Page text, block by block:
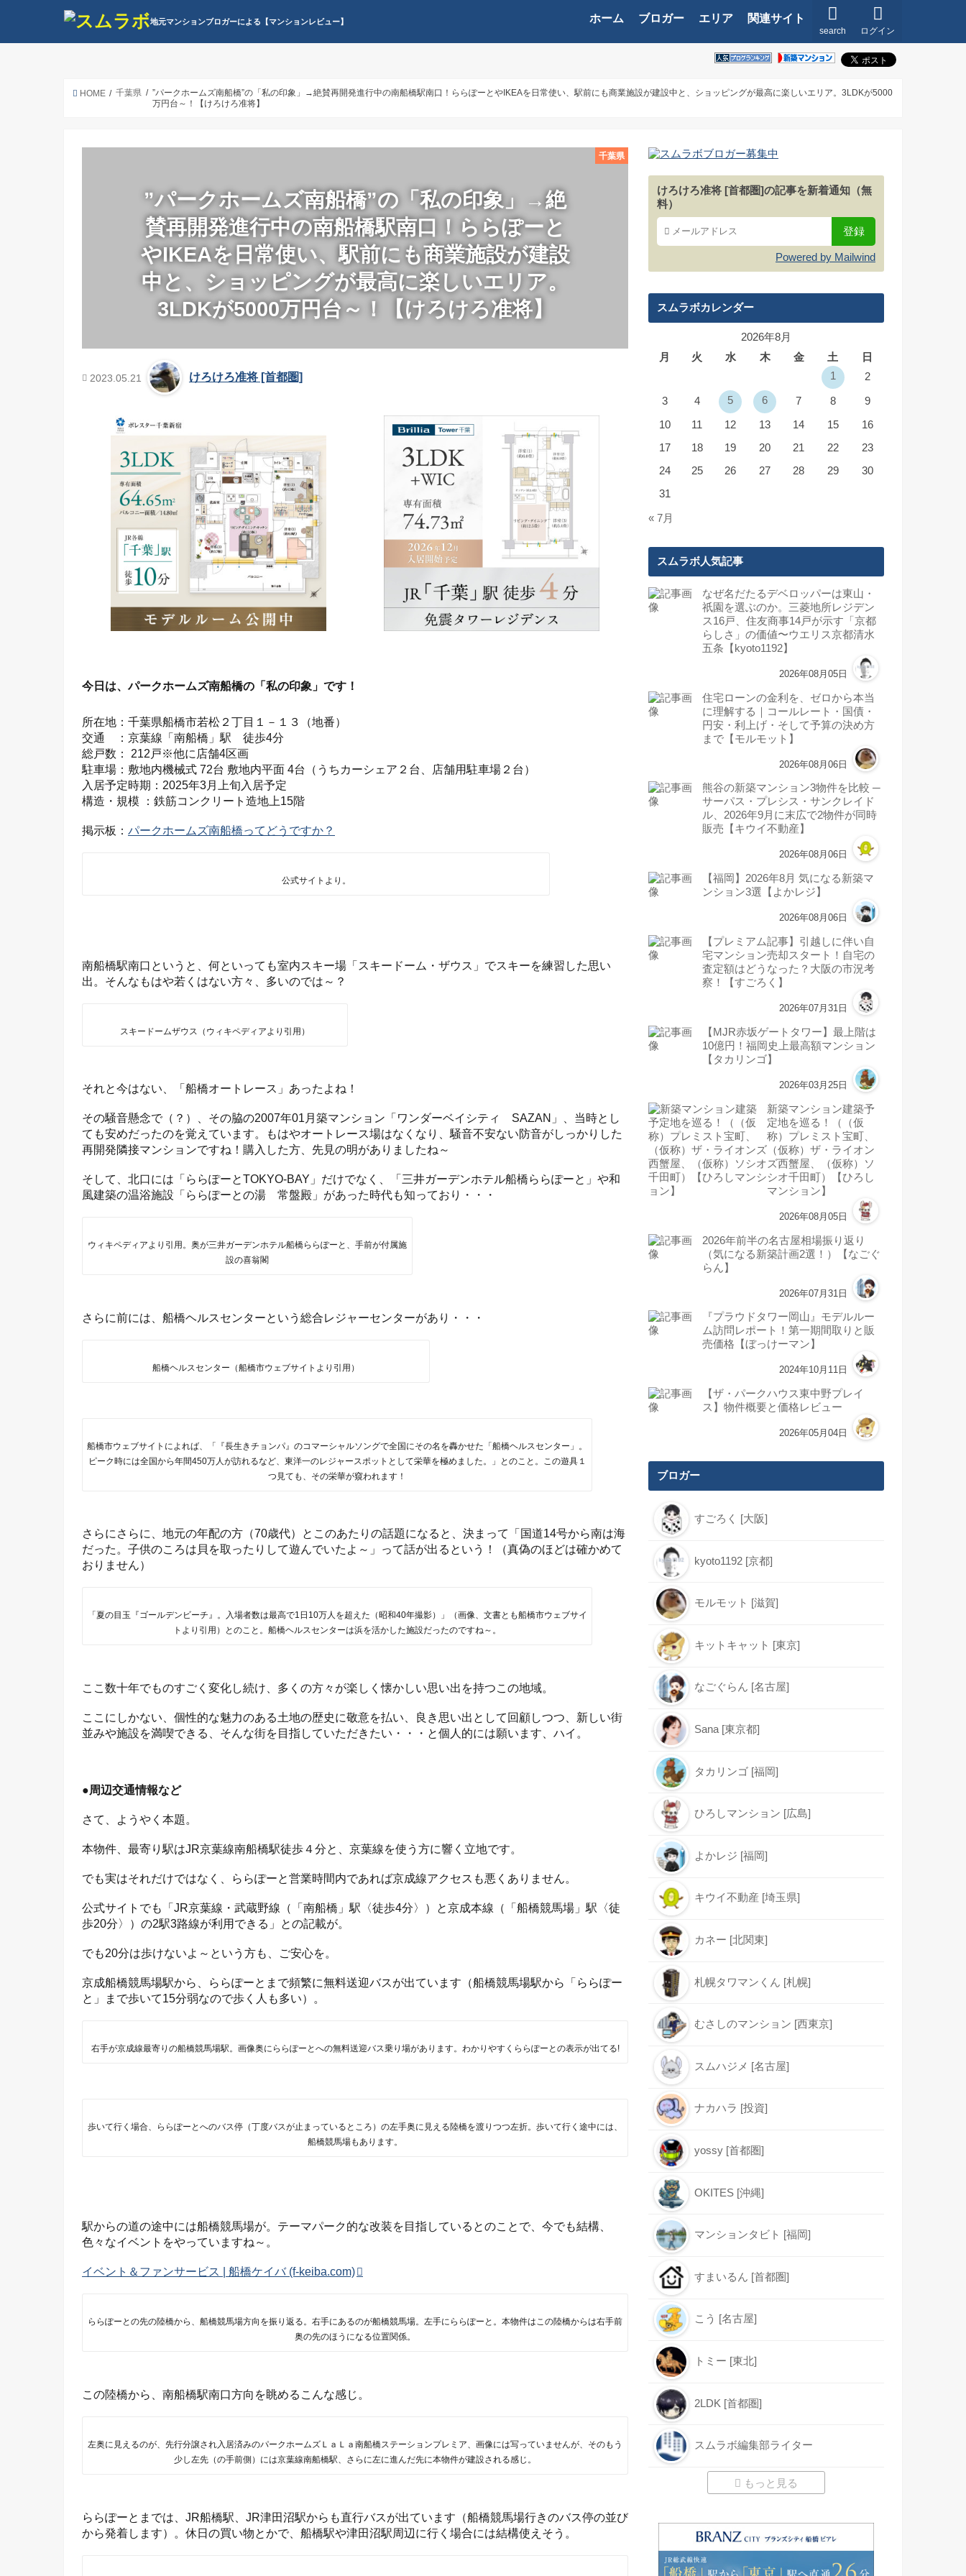
地元マンションブロガーによる【マンションレビュー】
ログイン
search
ホーム ブロガー エリア 関連サイト
HOME 千葉県
”パークホームズ南船橋”の「私の印象」→絶賛再開発進行中の南船橋駅南口！ららぽーとやIKEAを日常使い、駅前にも商業施設が建設中と、ショッピングが最高に楽しいエリア。3LDKが5000
万円台～！【けろけろ准将】
”パークホームズ南船橋”の「私の印象」→絶
賛再開発進行中の南船橋駅南口！ららぽーと
やIKEAを日常使い、駅前にも商業施設が建設
中と、ショッピングが最高に楽しいエリア。
3LDKが5000万円台～！【けろけろ准将】
千葉県
2023.05.21 けろけろ准将 [首都圏]
今日は、パークホームズ南船橋の「私の印象」です！
所在地：千葉県船橋市若松２丁目１－１３（地番）
交通 ：京葉線「南船橋」駅 徒歩4分
総戸数： 212戸※他に店舗4区画
駐車場：敷地内機械式 72台 敷地内平面 4台（うちカーシェア２台、店舗用駐車場２台）
入居予定時期：2025年3月上旬入居予定
構造・規模 ：鉄筋コンクリート造地上15階
掲示板： パークホームズ南船橋ってどうですか？
公式サイトより。
南船橋駅南口というと、何といっても室内スキー場「スキードーム・ザウス」でスキーを練習した思い
出。そんなもはや若くはない方々、多いのでは～？
スキードームザウス（ウィキペディアより引用）
それと今はない、「船橋オートレース」あったよね！
その騒音懸念で（？）、その脇の2007年01月築マンション「ワンダーベイシティ SAZAN」、当時とし
ても安めだったのを覚えています。もはやオートレース場はなくなり、騒音不安ない防音がしっかりした
再開発隣接マンションですね！購入した方、先見の明がありましたね～
そして、北口には「ららぽーとTOKYO-BAY」だけでなく、「三井ガーデンホテル船橋ららぽーと」や和
風建築の温浴施設「ららぽーとの湯 常盤殿」があった時代も知っており・・・
ウィキペディアより引用。奥が三井ガーデンホテル船橋ららぽーと、手前が付属施
設の喜翁閣
さらに前には、船橋ヘルスセンターという総合レジャーセンターがあり・・・
船橋ヘルスセンター（船橋市ウェブサイトより引用）
船橋市ウェブサイトによれば、「『長生きチョンパ』のコマーシャルソングで全国にその名を轟かせた「船橋ヘルスセンター」。
ピーク時には全国から年間450万人が訪れるなど、東洋一のレジャースポットとして栄華を極めました。」とのこと。この遊具１
つ見ても、その栄華が窺われます！
さらにさらに、地元の年配の方（70歳代）とこのあたりの話題になると、決まって「国道14号から南は海
だった。子供のころは貝を取ったりして遊んでいたよ～」って話が出るという！（真偽のほどは確かめて
おりません）
「夏の目玉『ゴールデンビーチ』。入場者数は最高で1日10万人を超えた（昭和40年撮影）」（画像、文書とも船橋市ウェブサイ
トより引用）とのこと。船橋ヘルスセンターは浜を活かした施設だったのですね～。
ここ数十年でものすごく変化し続け、多くの方々が楽しく懐かしい思い出を持つこの地域。
ここにしかない、個性的な魅力のある土地の歴史に敬意を払い、良き思い出として回顧しつつ、新しい街
並みや施設を満喫できる、そんな街を目指していただきたい・・・と個人的には願います、ハイ。
●周辺交通情報など
さて、ようやく本題。
本物件、最寄り駅はJR京葉線南船橋駅徒歩４分と、京葉線を使う方に響く立地です。
でも実はそれだけではなく、ららぽーと営業時間内であれば京成線アクセスも悪くありません。
公式サイトでも「JR京葉線・武蔵野線（「南船橋」駅〈徒歩4分〉）と京成本線（「船橋競馬場」駅〈徒
歩20分〉）の2駅3路線が利用できる」との記載が。
でも20分は歩けないよ～という方も、ご安心を。
京成船橋競馬場駅から、ららぽーとまで頻繁に無料送迎バスが出ています（船橋競馬場駅から「ららぽー
と」まで歩いて15分弱なので歩く人も多い）。
右手が京成線最寄りの船橋競馬場駅。画像奥にららぽーとへの無料送迎バス乗り場があります。わかりやすくららぽーとの表示が出てる!
歩いて行く場合、ららぽーとへのバス停（丁度バスが止まっているところ）の左手奥に見える陸橋を渡りつつ左折。歩いて行く途中には、
船橋競馬場もあります。
駅からの道の途中には船橋競馬場が。テーマパーク的な改装を目指しているとのことで、今でも結構、
色々なイベントをやっていますね～。
イベント＆ファンサービス | 船橋ケイバ (f-keiba.com)
ららぽーとの先の陸橋から、船橋競馬場方向を振り返る。右手にあるのが船橋競馬場。左手にららぽーと。本物件はこの陸橋からは右手前
奥の先のほうになる位置関係。
この陸橋から、南船橋駅南口方向を眺めるこんな感じ。
左奥に見えるのが、先行分譲され入居済みのパークホームズＬａＬａ南船橋ステーションプレミア、画像には写っていませんが、そのもう
少し左先（の手前側）には京葉線南船橋駅、さらに左に進んだ先に本物件が建設される感じ。
ららぽーとまでは、JR船橋駅、JR津田沼駅からも直行バスが出ています（船橋競馬場行きのバス停の並び
から発着します）。休日の買い物とかで、船橋駅や津田沼駅周辺に行く場合には結構使えそう。
けろけろ准将 [首都圏]の記事を新着通知（無
料）
Powered by Mailwind
スムラボカレンダー
2026年8月
月
火 水 木 金 土
日
1
2
3 4 5 6 7 8 9
10 11 12 13 14 15
16
17
18 19 20 21 22
23
24
25 26 27 28 29
30
31
« 7月
スムラボ人気記事
なぜ名だたるデベロッパーは東山・
祇園を選ぶのか。三菱地所レジデン
ス16戸、住友商事14戸が示す「京都
らしさ」の価値〜ウエリス京都清水
五条【kyoto1192】
2026年08月05日
住宅ローンの金利を、ゼロから本当
に理解する｜コールレート・国債・
円安・利上げ・そして予算の決め方
まで【モルモット】
2026年08月06日
熊谷の新築マンション3物件を比較 ─
サーパス・プレシス・サンクレイド
ル、2026年9月に末広で2物件が同時
販売【キウイ不動産】
2026年08月06日
【福岡】2026年8月 気になる新築マ
ンション3選【よかレジ】
2026年08月06日
【プレミアム記事】引越しに伴い自
宅マンション売却スタート！自宅の
査定額はどうなった？大阪の市況考
察！【すごろく】
2026年07月31日
【MJR赤坂ゲートタワー】最上階は
10億円！福岡史上最高額マンション
【タカリンゴ】
2026年03月25日
新築マンション建築予
定地を巡る！（（仮
称）プレミスト宝町、
（仮称）ザ・ライオン
ズ西蟹屋、（仮称）ソ
シオ千田町）【ひろし
マンション】
2026年08月05日
2026年前半の名古屋相場振り返り
（気になる新築計画2選！）【なごぐ
らん】
2026年07月31日
『プラウドタワー岡山』モデルルー
ム訪問レポート！第一期間取りと販
売価格【ぼっけーマン】
2024年10月11日
【ザ・パークハウス東中野プレイ
ス】物件概要と価格レビュー
2026年05月04日
ブロガー
すごろく [大阪]
kyoto1192 [京都]
モルモット [滋賀]
キットキャット [東京]
なごぐらん [名古屋]
Sana [東京都]
タカリンゴ [福岡]
ひろしマンション [広島]
よかレジ [福岡]
キウイ不動産 [埼玉県]
カネー [北関東]
札幌タワマンくん [札幌]
むさしのマンション [西東京]
スムハジメ [名古屋]
ナカハラ [投資]
yossy [首都圏]
OKITES [沖縄]
マンションタビト [福岡]
すまいるん [首都圏]
こう [名古屋]
トミー [東北]
2LDK [首都圏]
スムラボ編集部ライター
もっと見る